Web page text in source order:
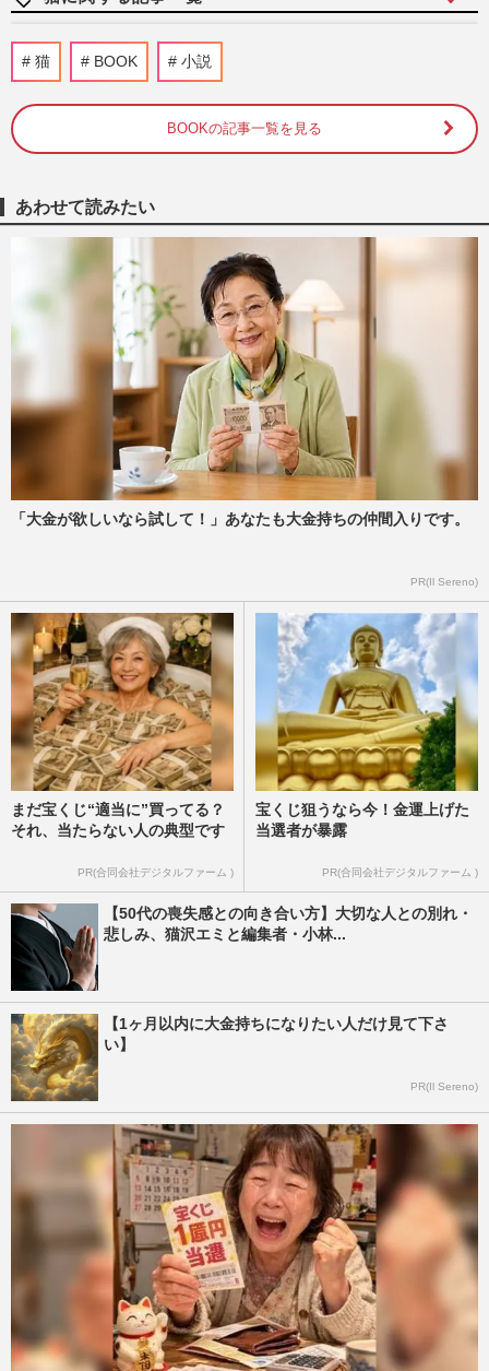
嶋津輝、'26年直木賞受賞作は女給として
働く女性たちを描く 朝ドラ『虎に翼』に
週刊女性2026年4月7日・14日号 2026/4/4
ぽのカルテ』で描く動物との“愛”「人間の
ことも言葉もわかってい…
週刊女性2026年2月17日号
三島スカイウォーク「ネコとおでかけ」イ
ベントが批判殺到で急遽中止になり施設の
見解は、《犬はいいのに》…
週刊女性PRIME
【獣医師解説】愛犬・愛猫の“終生飼育”を
全うする「ペット後見」の準備、飼育費用
の残し方から見守り体制…
週刊女性2025年12月30日号 2026/1/4
愛子さま、新たなロイヤルにゃんこ『美
術家が語るご一家の“並々な…
週刊女性2025年12月23日号 2025/12/11
猫 BOOK 小説
BOOKの記事一覧を見る
あわせて読みたい
「大金が欲しいなら試して！」あなたも大金持ちの仲間入りです。
PR(Il Sereno)
まだ宝くじ“適当に”買ってる？
それ、当たらない人の典型です
PR(合同会社デジタルファーム )
宝くじ狙うなら今！金運上げた
当選者が暴露
PR(合同会社デジタルファーム )
【50代の喪失感との向き合い方】大切な人との別れ・
悲しみ、猫沢エミと編集者・小林...
【1ヶ月以内に大金持ちになりたい人だけ見て下さ
い】
PR(Il Sereno)